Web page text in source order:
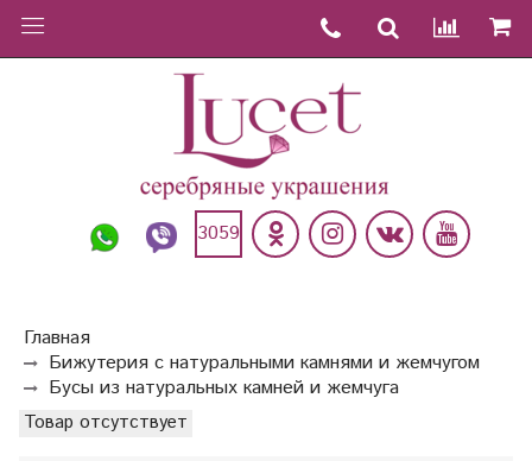
3059
Главная
Бижутерия с натуральными камнями и жемчугом
Бусы из натуральных камней и жемчуга
Товар отсутствует